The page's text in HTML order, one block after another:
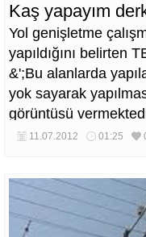
Kaş yapayım
Yol genişletme
yapıldığını belirten
&';Bu alanlarda
yok sayarak
görüntüsü
11.07.2012 01:25